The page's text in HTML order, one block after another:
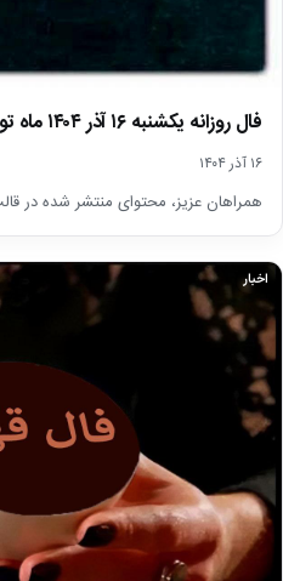
فال روزانه یکشنبه ۱۶ آذر ۱۴۰۴ ماه تولدتان را بخوانید
۱۶ آذر ۱۴۰۴
همراهان عزیز، محتوای منتشر شده در
اخبار